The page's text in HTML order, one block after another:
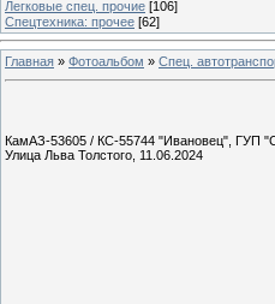
Легковые спец. прочие [106]
Спецтехника: прочее [62]
Главная » Фотоальбом » Спец.
КамАЗ-53605 / КС-55744 "Ивановец", ГУП
Улица Льва Толстого, 11.06.2024